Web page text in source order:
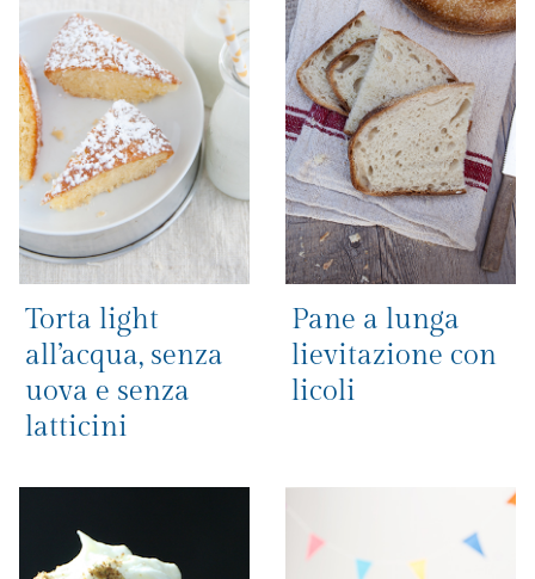
Torta light
all’acqua, senza
uova e senza
latticini
Pane a lunga
lievitazione con
licoli